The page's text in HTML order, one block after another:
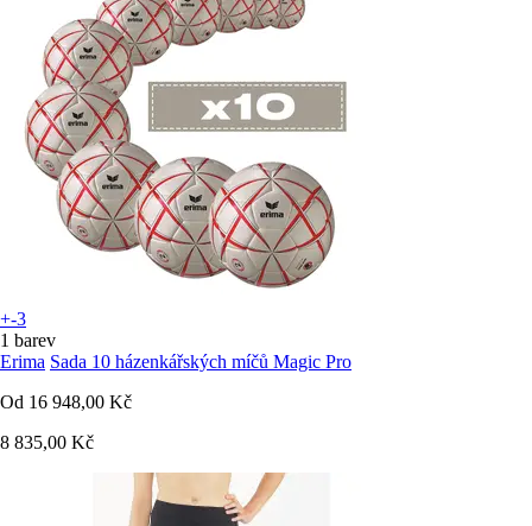
+-3
1 barev
Erima Sada 10 házenkářských míčů Magic Pro
Od 16 948,00 Kč
8 835,00 Kč